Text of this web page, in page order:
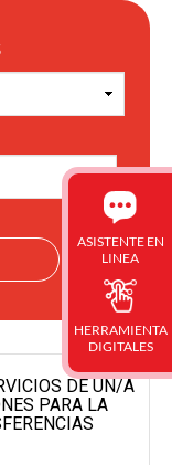
DE UN/A
PARA LA
ASISTENTE EN
LINEA
HERRAMIENTA
DIGITALES